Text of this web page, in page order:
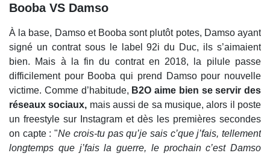
Booba VS Damso
À la base, Damso et Booba sont plutôt potes, Damso ayant
signé un contrat sous le label 92i du Duc, ils s’aimaient
bien. Mais à la fin du contrat en 2018, la pilule passe
difficilement pour Booba qui prend Damso pour nouvelle
victime. Comme d’habitude, B2O aime bien se servir des
réseaux sociaux, mais aussi de sa musique, alors il poste
un freestyle sur Instagram et dès les premières secondes
on capte : "Ne crois-tu pas qu’je sais c’que j’fais, tellement
longtemps que j’fais la guerre, le prochain c’est Damso